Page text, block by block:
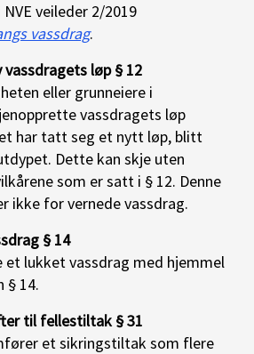
veileder 2/2019
vassdrag.
løp § 12
eller grunneiere i
vassdragets løp
har tatt seg et nytt løp, blitt
Dette kan skje uten
som er satt i § 12. Denne
ikke for vernede vassdrag.
§ 14
et lukket vassdrag med hjemmel
§ 14.
til fellestiltak § 31
et sikringstiltak som flere